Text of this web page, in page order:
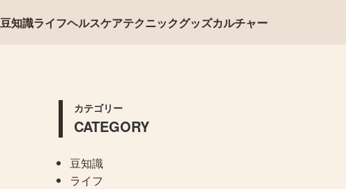
豆知識ライフヘルスケアテクニックグッズカルチャー
カテゴリー
CATEGORY
豆知識
ライフ